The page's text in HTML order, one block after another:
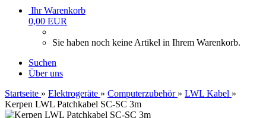
Ihr Warenkorb
0,00 EUR
Sie haben noch keine Artikel in Ihrem Warenkorb.
Suchen
Über uns
Startseite » Elektrogeräte » Computerzubehör » LWL Kabel »
Kerpen LWL Patchkabel SC-SC 3m